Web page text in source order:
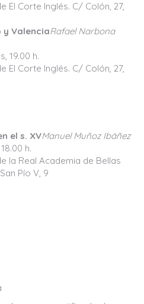
El Corte Inglés. C/ Colón, 27,
y ValenciaRafael Narbona
19.00 h.
El Corte Inglés. C/ Colón, 27,
el s. XVManuel Muñoz Ibáñez
h.
la Real Academia de Bellas
Pío V, 9